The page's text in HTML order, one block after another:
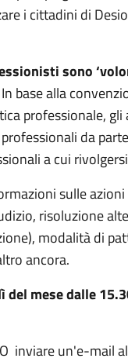
i cittadini di
sono
base alla
professionale,
da
a cui
sulle
risoluzione
modalità di
ancora.
mese dalle
inviare un'e-mail